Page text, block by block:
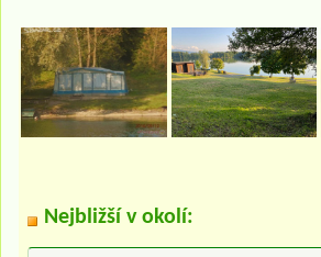
Nejbližší v okolí: